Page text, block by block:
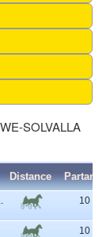
SOLVALLA
Distance Partants
10
10